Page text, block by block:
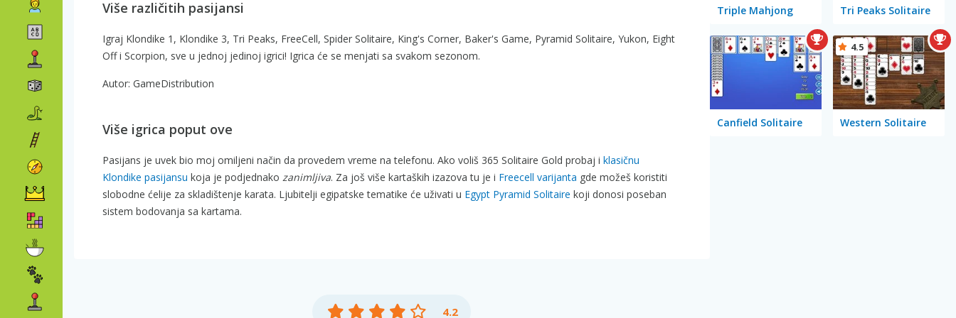
Više različitih pasijansi
Igraj Klondike 1, Klondike 3, Tri Peaks, FreeCell, Spider Solitaire, King's Corner, Baker's Game, Pyramid Solitaire, Yukon, Eight
Off i Scorpion, sve u jednoj jedinoj igrici! Igrica će se menjati sa svakom sezonom.
Autor: GameDistribution
Više igrica poput ove
Pasijans je uvek bio moj omiljeni način da provedem vreme na telefonu. Ako voliš 365 Solitaire Gold probaj i klasičnu
Klondike pasijansu koja je podjednako zanimljiva. Za još više kartaških izazova tu je i Freecell varijanta gde možeš koristiti
slobodne ćelije za skladištenje karata. Ljubitelji egipatske tematike će uživati u Egypt Pyramid Solitaire koji donosi poseban
sistem bodovanja sa kartama.
4.2
Triple Mahjong Tri Peaks Solitaire
Canfield Solitaire Western Solitaire
4.5